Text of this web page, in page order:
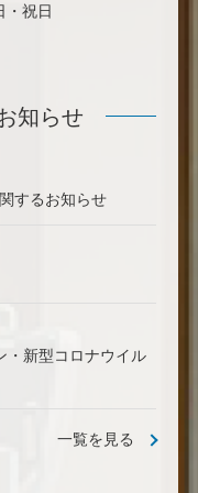
・祝日
知らせ
するお知らせ
新型コロナウイル
一覧を見る